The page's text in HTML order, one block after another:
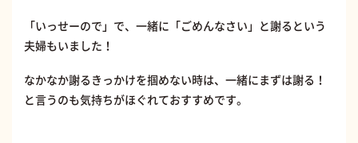
「いっせーので」で、一緒に「ごめんなさい」と謝るという
夫婦もいました！
なかなか謝るきっかけを掴めない時は、一緒にまずは謝る！
と言うのも気持ちがほぐれておすすめです。